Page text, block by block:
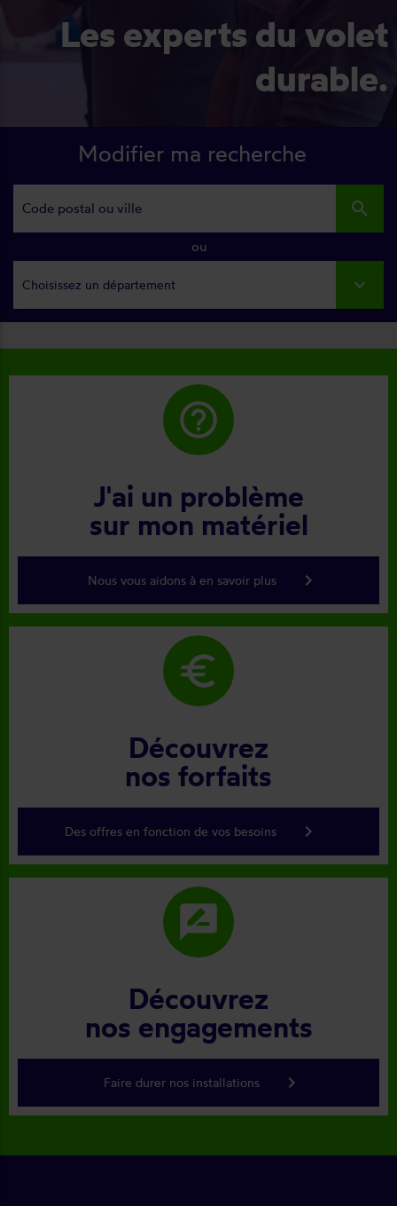
Les experts du volet
durable.
Modifier ma recherche
search
ou
Choisissez un département
help_outline
J'ai un problème
sur mon matériel
Nous vous aidons à en savoir plus keyboard_arrow_right
euro
Découvrez
nos forfaits
Des offres en fonction de vos besoins keyboard_arrow_right
rate_review
Découvrez
nos engagements
Faire durer nos installations keyboard_arrow_right